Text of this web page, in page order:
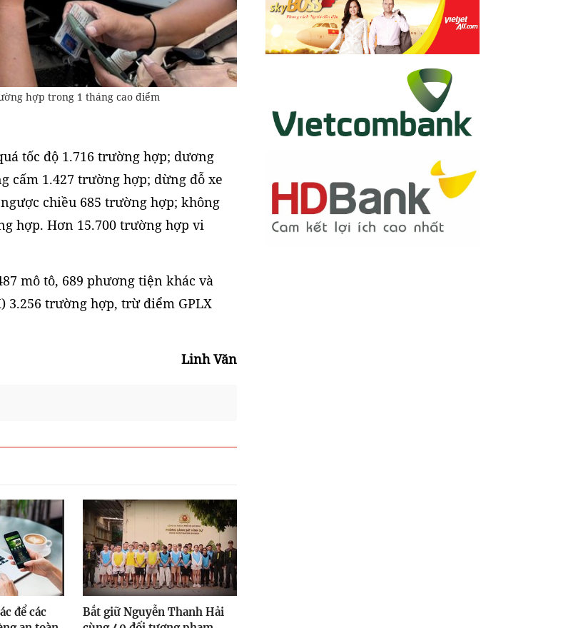
hợp trong 1 tháng cao điểm
tốc độ 1.716 trường hợp; dương
cấm 1.427 trường hợp; dừng đỗ xe
chiều 685 trường hợp; không
hợp. Hơn 15.700 trường hợp vi
mô tô, 689 phương tiện khác và
3.256 trường hợp, trừ điểm GPLX
Linh Văn
để các
Bắt giữ Nguyễn Thanh Hải